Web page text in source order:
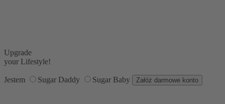
Upgrade
your Lifestyle!
Jestem Sugar Daddy Sugar Baby